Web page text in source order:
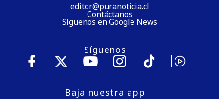
editor@puranoticia.cl
Contáctanos
Síguenos en Google News
Síguenos
Baja nuestra app